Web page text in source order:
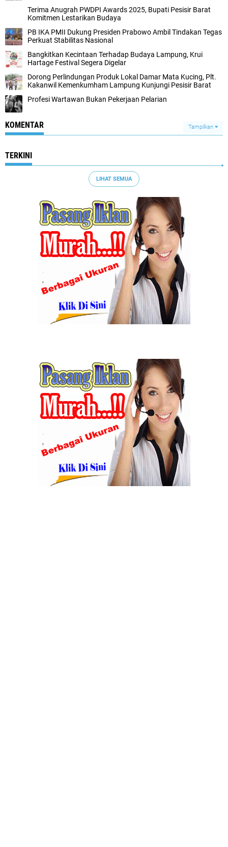
Terima Anugrah PWDPI Awards 2025, Bupati Pesisir Barat
Komitmen Lestarikan Budaya
PB IKA PMII Dukung Presiden Prabowo Ambil Tindakan Tegas
Perkuat Stabilitas Nasional
Bangkitkan Kecintaan Terhadap Budaya Lampung, Krui
Hartage Festival Segera Digelar
Dorong Perlindungan Produk Lokal Damar Mata Kucing, Plt.
Kakanwil Kemenkumham Lampung Kunjungi Pesisir Barat
Profesi Wartawan Bukan Pekerjaan Pelarian
KOMENTAR Tampilkan
TERKINI
LIHAT SEMUA